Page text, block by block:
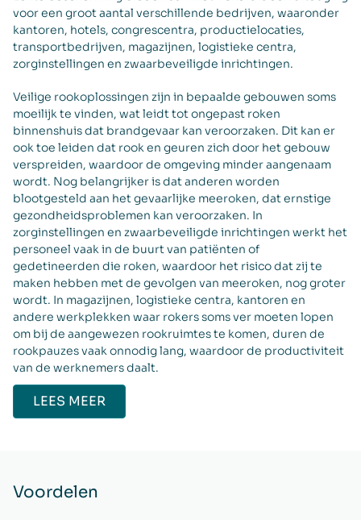
voor een groot aantal verschillende bedrijven, waaronder
kantoren, hotels, congrescentra, productielocaties,
transportbedrijven, magazijnen, logistieke centra,
zorginstellingen en zwaarbeveiligde inrichtingen.
Veilige rookoplossingen zijn in bepaalde gebouwen soms
moeilijk te vinden, wat leidt tot ongepast roken
binnenshuis dat brandgevaar kan veroorzaken. Dit kan er
ook toe leiden dat rook en geuren zich door het gebouw
verspreiden, waardoor de omgeving minder aangenaam
wordt. Nog belangrijker is dat anderen worden
blootgesteld aan het gevaarlijke meeroken, dat ernstige
gezondheidsproblemen kan veroorzaken. In
zorginstellingen en zwaarbeveiligde inrichtingen werkt het
personeel vaak in de buurt van patiënten of
gedetineerden die roken, waardoor het risico dat zij te
maken hebben met de gevolgen van meeroken, nog groter
wordt. In magazijnen, logistieke centra, kantoren en
andere werkplekken waar rokers soms ver moeten lopen
om bij de aangewezen rookruimtes te komen, duren de
rookpauzes vaak onnodig lang, waardoor de productiviteit
van de werknemers daalt.
LEES MEER
Voordelen